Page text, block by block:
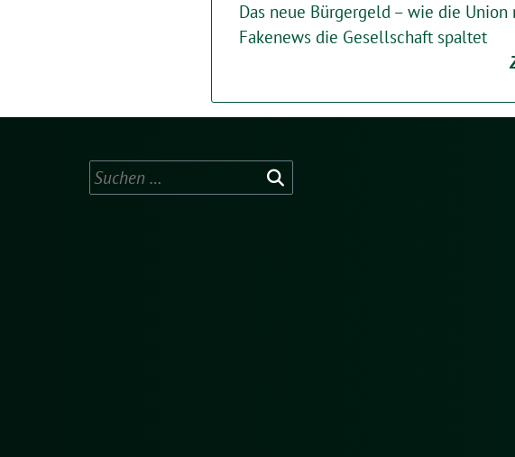
Das neue Bürgergeld – wie die Union
Fakenews die Gesellschaft spaltet
Suchen
nach: